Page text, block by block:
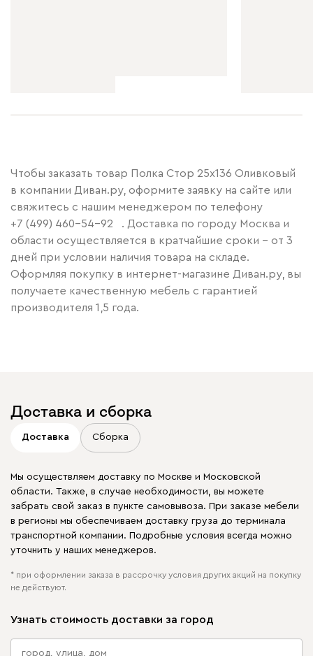
Чтобы заказать товар Полка Стор 25x136 Оливковый
в компании Диван.ру, оформите заявку на сайте или
свяжитесь с нашим менеджером по телефону
+7 (499) 460-54-92
. Доставка по городу Москва и
области осуществляется в кратчайшие сроки – от 3
дней при условии наличия товара на складе.
Оформляя покупку в интернет-магазине Диван.ру, вы
получаете качественную мебель с гарантией
производителя 1,5 года.
Доставка и сборка
Доставка Сборка
Мы осуществляем доставку по Москве и Московской
области. Также, в случае необходимости, вы можете
забрать свой заказ в пункте самовывоза. При заказе мебели
в регионы мы обеспечиваем доставку груза до терминала
транспортной компании. Подробные условия всегда можно
уточнить у наших менеджеров.
* при оформлении заказа в рассрочку условия других акций на покупку
не действуют.
Узнать стоимость доставки за город